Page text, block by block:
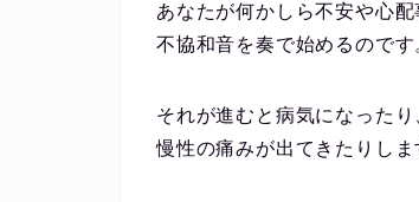
あなたが何かしら不安や心
不協和音を奏で始めるのです
それが進むと病気になったり
慢性の痛みが出てきたりしま